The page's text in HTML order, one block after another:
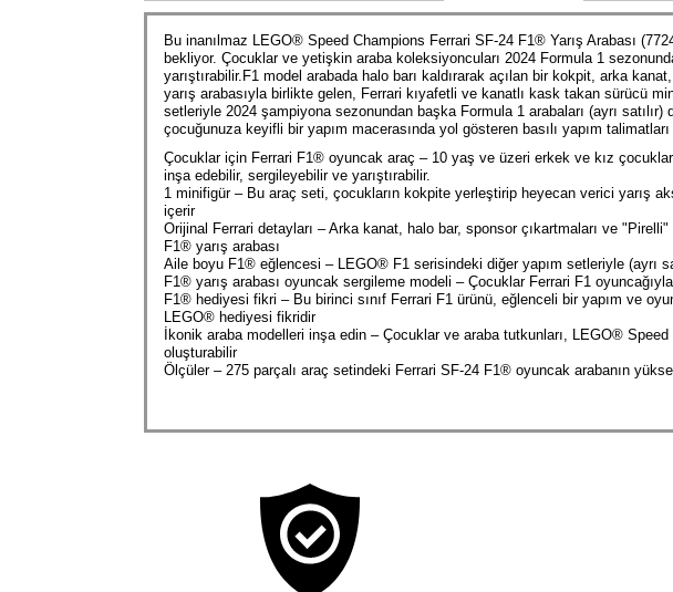
Bu inanılmaz LEGO® Speed Champions Ferrari SF-24 F1® Yarış Arabası
bekliyor. Çocuklar ve yetişkin araba koleksiyoncuları 2024 Formula 1
yarıştırabilir.F1 model arabada halo barı kaldırarak açılan bir kokpit, arka
yarış arabasıyla birlikte gelen, Ferrari kıyafetli ve kanatlı kask takan sürücü
setleriyle 2024 şampiyona sezonundan başka Formula 1 arabaları (ayrı
çocuğunuza keyifli bir yapım macerasında yol gösteren basılı yapım
Çocuklar için Ferrari F1® oyuncak araç – 10 yaş ve üzeri erkek ve kız
inşa edebilir, sergileyebilir ve yarıştırabilir.
1 minifigür – Bu araç seti, çocukların kokpite yerleştirip heyecan verici yarış
içerir
Orijinal Ferrari detayları – Arka kanat, halo bar, sponsor çıkartmaları ve
F1® yarış arabası
Aile boyu F1® eğlencesi – LEGO® F1 serisindeki diğer yapım setleriyle (ayrı
F1® yarış arabası oyuncak sergileme modeli – Çocuklar Ferrari F1
F1® hediyesi fikri – Bu birinci sınıf Ferrari F1 ürünü, eğlenceli bir yapım ve
LEGO® hediyesi fikridir
İkonik araba modelleri inşa edin – Çocuklar ve araba tutkunları, LEGO® Speed
oluşturabilir
Ölçüler – 275 parçalı araç setindeki Ferrari SF-24 F1® oyuncak arabanın